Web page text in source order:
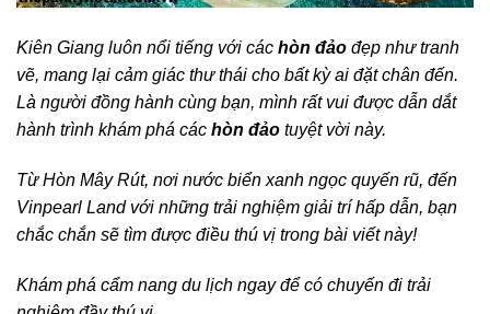
Kiên Giang luôn nổi tiếng với các hòn đảo đẹp như tranh
vẽ, mang lại cảm giác thư thái cho bất kỳ ai đặt chân đến.
Là người đồng hành cùng bạn, mình rất vui được dẫn dắt
hành trình khám phá các hòn đảo tuyệt vời này.
Từ Hòn Mây Rút, nơi nước biển xanh ngọc quyến rũ, đến
Vinpearl Land với những trải nghiệm giải trí hấp dẫn, bạn
chắc chắn sẽ tìm được điều thú vị trong bài viết này!
Khám phá cẩm nang du lịch ngay để có chuyến đi trải